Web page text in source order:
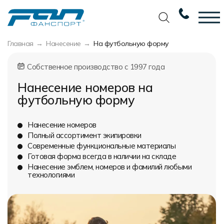
Главная Нанесение На футбольную форму
Собственное производство с 1997 года
Нанесение номеров на
футбольную форму
Нанесение номеров
Полный ассортимент экипировки
Современные функциональные материалы
Готовая форма всегда в наличии на складе
Нанесение эмблем, номеров и фамилий любыми
технологиями
Футбол
Баскетбол
Волейбол
Хоккей
Беговая форма
Другие виды спорта
Мерч и сувенирка
Новости
Наши награды
Сертификаты
Наши работы
Галерея работ
Фото изделий
Вакансии
Разработка дизайна
Услуги по пошиву
Экипировка
Экипировка профессиональных команд
Изготовление мерча
Пошив формы для курьеров
Разработка дизайна
Требования к макету
Технологии печати
Уход за изделиями
Виды тканей
Карта цветов
Маркировка и упаковка изделий